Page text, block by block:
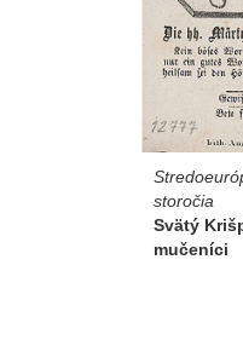
storočia
Svätý
mučeníci